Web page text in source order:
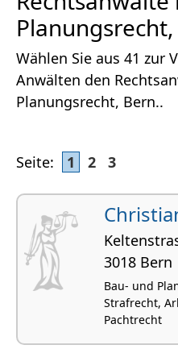
Wählen Sie aus 41 zur
Anwälten den
Planungsrecht, Bern..
Seite: 1 2 3
3018 Bern
Bau- und
Strafrecht,
Pachtrecht